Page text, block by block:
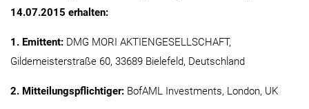
14.07.2015 erhalten:
1. Emittent: DMG MORI AKTIENGESELLSCHAFT,
Gildemeisterstraße 60, 33689 Bielefeld, Deutschland
2. Mitteilungspflichtiger: BofAML Investments, London, UK